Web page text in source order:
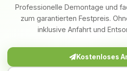
Professionelle Demontage und
zum garantierten Festpreis.
inklusive Anfahrt und
Kostenloses